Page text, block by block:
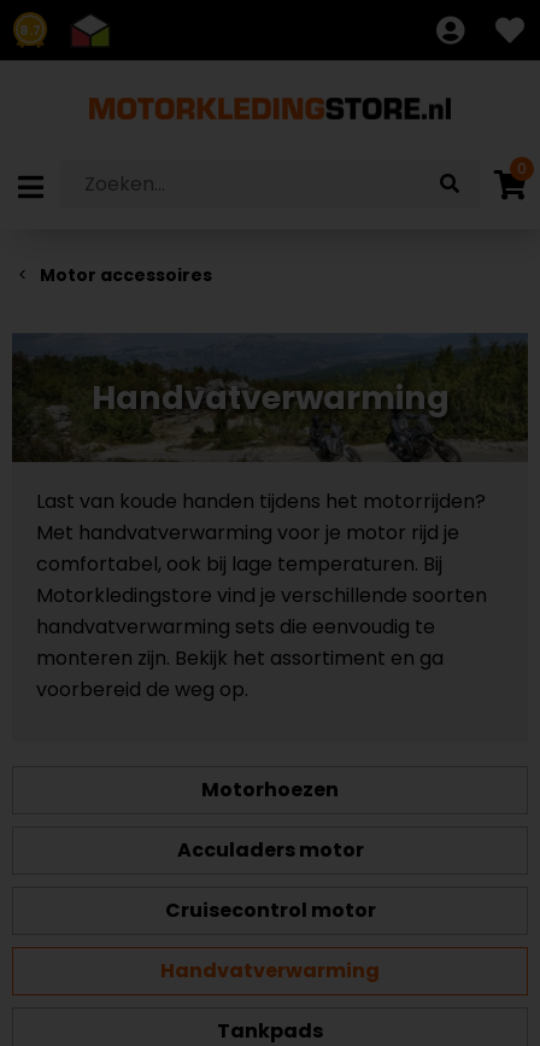
8.7
0
Motor accessoires
Handvatverwarming
Last van koude handen tijdens het motorrijden?
Met handvatverwarming voor je motor rijd je
comfortabel, ook bij lage temperaturen. Bij
Motorkledingstore vind je verschillende soorten
handvatverwarming sets die eenvoudig te
monteren zijn. Bekijk het assortiment en ga
voorbereid de weg op.
Motorhoezen
Acculaders motor
Cruisecontrol motor
Handvatverwarming
Tankpads